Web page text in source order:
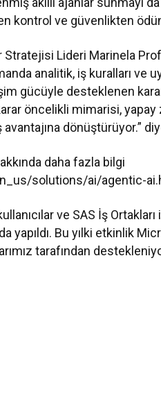
kontrol ve güvenlikten
Stratejisi Lideri Marinela
analitik, iş kuralları ve
gücüyle desteklenen
öncelikli mimarisi, yapay
dönüştürüyor.”
daha fazla bilgi
solutions/ai/agentic-
ve SAS İş
yapıldı. Bu yılki etkinlik
tarafından